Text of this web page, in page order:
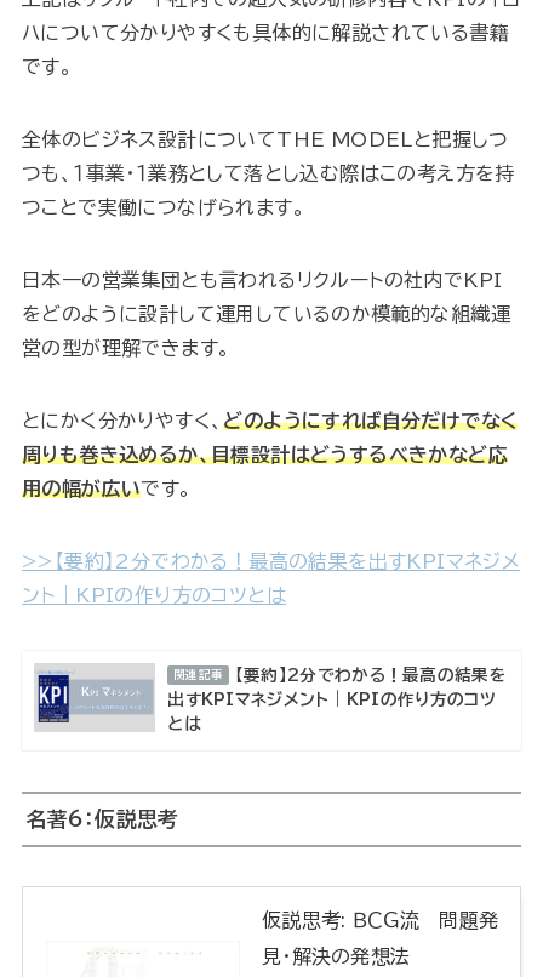
ハについて分かりやすくも具体的に解説されている書籍
です。
全体のビジネス設計についてTHE MODELと把握しつ
つも、１事業・１業務として落とし込む際はこの考え方を持
つことで実働につなげられます。
日本一の営業集団とも言われるリクルートの社内でKPI
をどのように設計して運用しているのか模範的な組織運
営の型が理解できます。
とにかく分かりやすく、どのようにすれば自分だけでなく
周りも巻き込めるか、目標設計はどうするべきかなど応
用の幅が広いです。
>>【要約】2分でわかる！最高の結果を出すKPIマネジメ
ント｜KPIの作り方のコツとは
関連記事
【要約】2分でわかる！最高の結果を
出すKPIマネジメント｜KPIの作り方のコツ
とは
名著6：仮説思考
仮説思考: ＢＣＧ流 問題発
見・解決の発想法